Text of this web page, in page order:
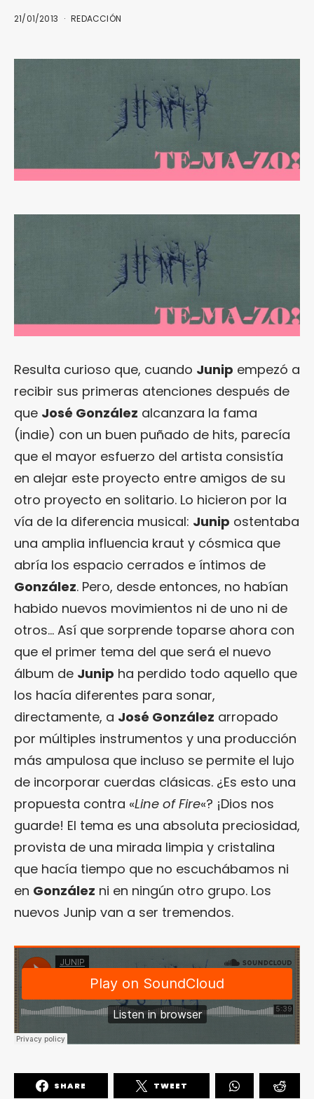
21/01/2013 REDACCIÓN
Resulta curioso que, cuando Junip empezó a
recibir sus primeras atenciones después de
que José González alcanzara la fama
(indie) con un buen puñado de hits, parecía
que el mayor esfuerzo del artista consistía
en alejar este proyecto entre amigos de su
otro proyecto en solitario. Lo hicieron por la
vía de la diferencia musical: Junip ostentaba
una amplia influencia kraut y cósmica que
abría los espacio cerrados e íntimos de
González. Pero, desde entonces, no habían
habido nuevos movimientos ni de uno ni de
otros… Así que sorprende toparse ahora con
que el primer tema del que será el nuevo
álbum de Junip ha perdido todo aquello que
los hacía diferentes para sonar,
directamente, a José González arropado
por múltiples instrumentos y una producción
más ampulosa que incluso se permite el lujo
de incorporar cuerdas clásicas. ¿Es esto una
propuesta contra «Line of Fire«? ¡Dios nos
guarde! El tema es una absoluta preciosidad,
provista de una mirada limpia y cristalina
que hacía tiempo que no escuchábamos ni
en González ni en ningún otro grupo. Los
nuevos Junip van a ser tremendos.
SHARE TWEET